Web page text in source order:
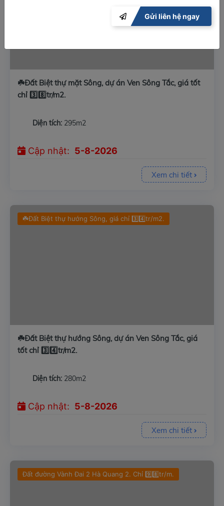
☘️Đất Biệt thự mặt Sông, dự án Ven Sông Tắc, giá tốt
chỉ 3️⃣8️⃣tr/m2.
Diện tích: 295m2
Cập nhật: 5-8-2026
Xem chi tiết
☘️Đất Biệt thự hướng Sông, giá chỉ 3️⃣4️⃣tr/m2.
☘️Đất Biệt thự hướng Sông, dự án Ven Sông Tắc, giá
tốt chỉ 3️⃣4️⃣tr/m2.
Diện tích: 280m2
Cập nhật: 5-8-2026
Xem chi tiết
Đất đường Vành Đai 2 Hà Quang 2. Chỉ 9️⃣8️⃣tr/m.
Gửi liên hệ ngay